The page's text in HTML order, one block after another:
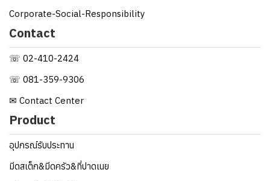
Corporate-Social-Responsibility
Contact
☏ 02-410-2424
☏ 081-359-9306
✉ Contact Center
Product
อุปกรณ์รับประทาน
มีดสเต็ก&มีดครัว&ที่ปาดเนย